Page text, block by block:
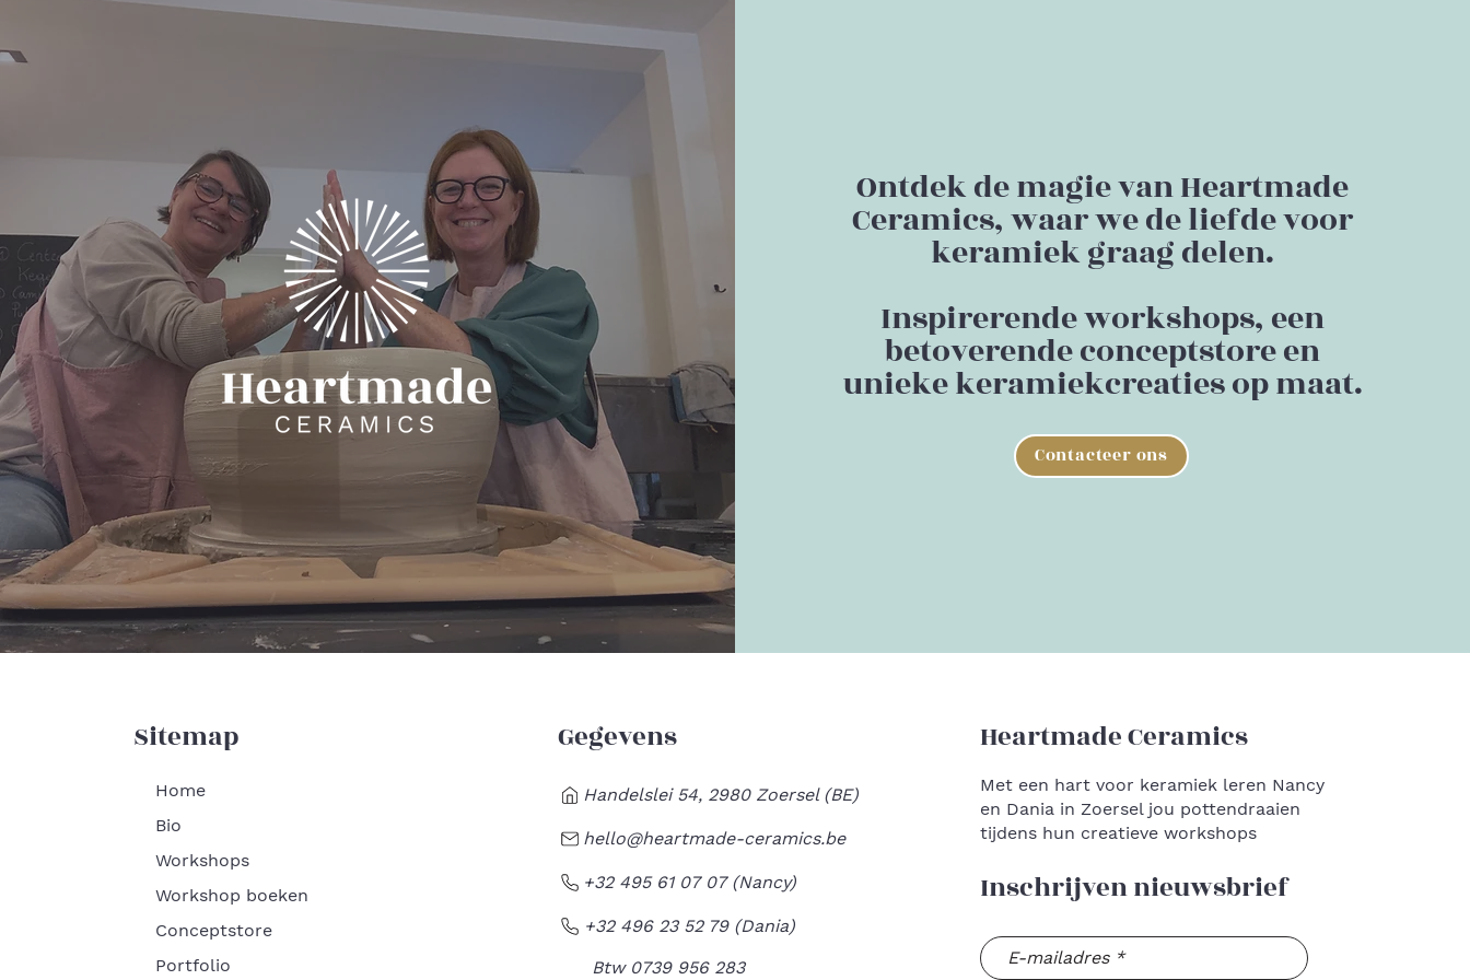
Ontdek de magie van Heartmade
Ceramics, waar we de liefde voor
keramiek graag delen.
Inspirerende workshops, een
betoverende conceptstore en
unieke keramiekcreaties op maat.
Contacteer ons
Sitemap
Home
Bio
Workshops
Workshop boeken
Conceptstore
Portfolio
Gegevens
Handelslei 54, 2980 Zoersel (BE)
hello@heartmade-ceramics.be
+32 495 61 07 07 (Nancy)
+32 496 23 52 79 (Dania)
Btw 0739 956 283
Heartmade Ceramics
Met een hart voor keramiek leren Nancy
en Dania in Zoersel jou pottendraaien
tijdens hun creatieve workshops
Inschrijven nieuwsbrief